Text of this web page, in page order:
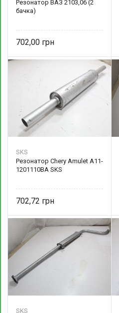
Резонатор ВАЗ 2103,06 (2
бачка)
702,00
SKS
Резонатор Chery Amulet A11-
1201110BA SKS
702,72
SKS